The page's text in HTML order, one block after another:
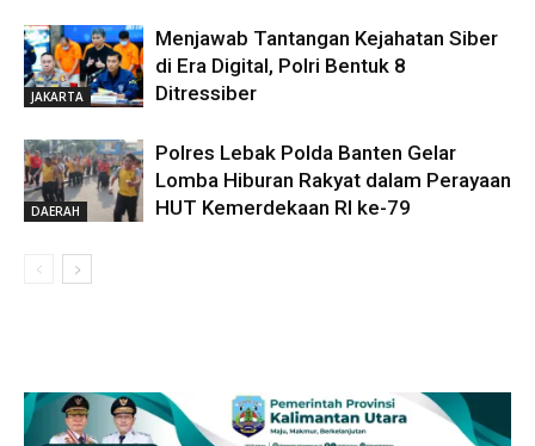
JAKARTA
Menjawab Tantangan Kejahatan Siber
di Era Digital, Polri Bentuk 8
Ditressiber
DAERAH
Polres Lebak Polda Banten Gelar
Lomba Hiburan Rakyat dalam Perayaan
HUT Kemerdekaan RI ke-79